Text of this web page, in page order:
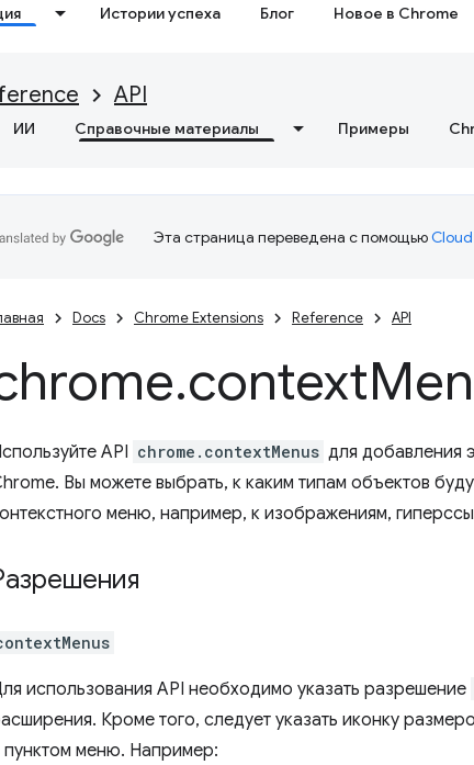
Истории успеха Блог Новое в Chrome
API
ИИ Справочные материалы Примеры
Эта страница переведена с помощьюCloud
Docs Chrome Extensions Reference API
.context
API chrome.contextMenus для добавления
Вы можете выбрать, к каким типам объектов
меню, например, к изображениям,
использования API необходимо указать разрешение
Кроме того, следует указать иконку
пунктом меню. Например: